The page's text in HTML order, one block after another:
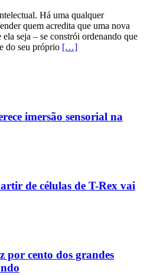
Há uma qualquer
quem acredita que uma nova
seja – se constrói ordenando que
do seu próprio […]
imersão sensorial na
de células de T-Rex vai
por cento dos grandes